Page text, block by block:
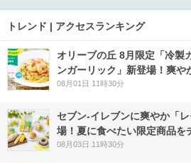
トレンド | アクセスランキング
オリーブの丘 8月限定「冷製
ンガーリック」新登場！爽や
08月01日 11時30分
セブン‐イレブンに爽やか「
場！夏に食べたい限定商品を
08月03日 11時30分